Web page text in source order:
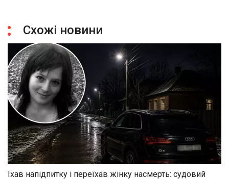
Схожі новини
Їхав напідпитку і переїхав жінку насмерть: судовий